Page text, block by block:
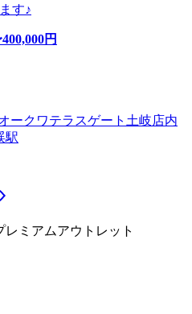
す♪
400,000円
ークワテラスゲート土岐店内
駅
ミアムアウトレット